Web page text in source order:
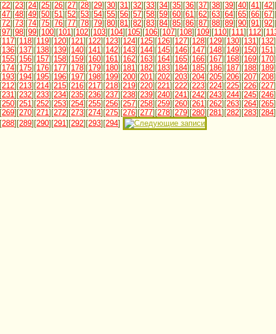
[22][23][24][25][26][27][28][29][30][31][32][33][34][35][36][37][38][39][40][41][42
[47][48][49][50][51][52][53][54][55][56][57][58][59][60][61][62][63][64][65][66][67
[72][73][74][75][76][77][78][79][80][81][82][83][84][85][86][87][88][89][90][91][92
[97][98][99][100][101][102][103][104][105][106][107][108][109][110][111][112][
[117][118][119][120][121][122][123][124][125][126][127][128][129][130][131][132
[136][137][138][139][140][141][142][143][144][145][146][147][148][149][150][151
[155][156][157][158][159][160][161][162][163][164][165][166][167][168][169][170
[174][175][176][177][178][179][180][181][182][183][184][185][186][187][188][189
[193][194][195][196][197][198][199][200][201][202][203][204][205][206][207][208
[212][213][214][215][216][217][218][219][220][221][222][223][224][225][226][227
[231][232][233][234][235][236][237][238][239][240][241][242][243][244][245][246
[250][251][252][253][254][255][256][257][258][259][260][261][262][263][264][265
[269][270][271][272][273][274][275][276][277][278][279][280][281][282][283][284
[288][289][290][291][292][293][294]